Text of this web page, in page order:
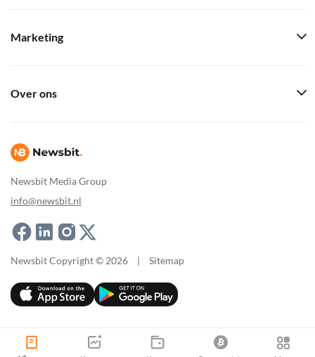
Newsbit Media Group
info@newsbit.nl
Marketing
Over ons
Newsbit Copyright © 2026 | Sitemap